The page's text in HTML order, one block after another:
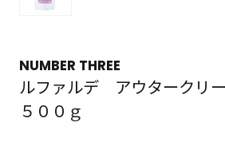
NUMBER THREE
ルファルデ アウタークリ
５００ｇ